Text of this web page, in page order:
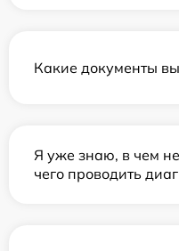
Какие документы
Я уже знаю, в чем
чего проводить